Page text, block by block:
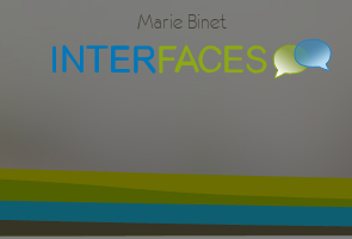
Marie Binet